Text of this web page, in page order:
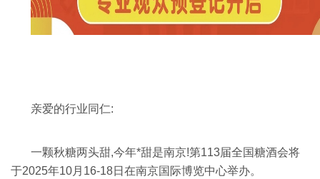
亲爱的行业同仁:
一颗秋糖两头甜,今年*甜是南京!第113届全国糖酒会将
于2025年10月16-18日在南京国际博览中心举办。